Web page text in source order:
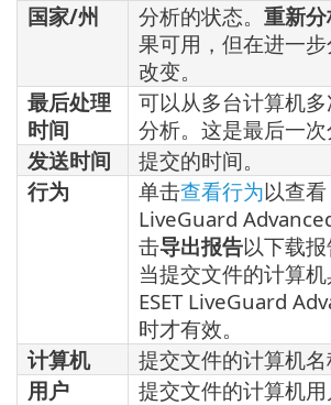
国家/州
分析的状态。 重新
果可用，但在进一
改变。
最后处理
时间
可以从多台计算机
分析。这是最后一次
发送时间
提交的时间。
行为
单击查看行为以查看
LiveGuard
击导出报告以下载
当提交文件的计算
ESET LiveGuard
时才有效。
计算机
提交文件的计算机名
用户
提交文件的计算机用